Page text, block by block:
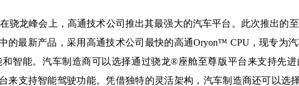
骁龙峰会上，高通技术公司推出其最强大的汽车平台。此次推出的
最新产品，采用高通技术公司最快的高通Oryon™ CPU，现专为
智能。汽车制造商可以选择通过骁龙®座舱至尊版平台来支持先
来支持智能驾驶功能。凭借独特的灵活架构，汽车制造商还可以选